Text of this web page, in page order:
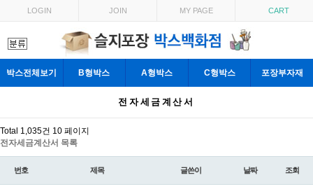
LOGIN JOIN MY PAGE CART
박스전체보기 B형박스 A형박스 C형박스 포장부자재
전자세금계산서
Total 1,035건 10 페이지
전자세금계산서 목록
번호 제목 글쓴이 날짜 조회